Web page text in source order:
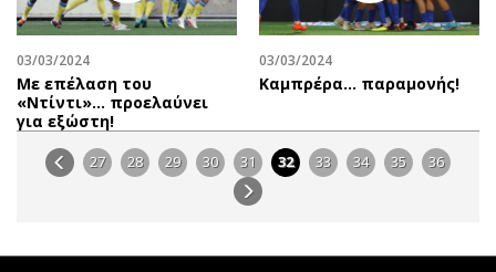
03/03/2024
Με επέλαση του
«Ντίντι»… προελαύνει
για εξώστη!
03/03/2024
Καμπρέρα… παραμονής!
27 28 29 30 31 32 33 34 35 36